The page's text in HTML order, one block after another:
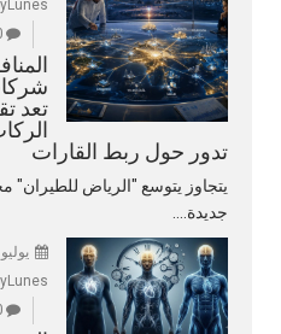
تعد
تدور حول ربط القارات
يتجاوز يتوسع "الرياض
جديدة....
يوليو 19, 2026